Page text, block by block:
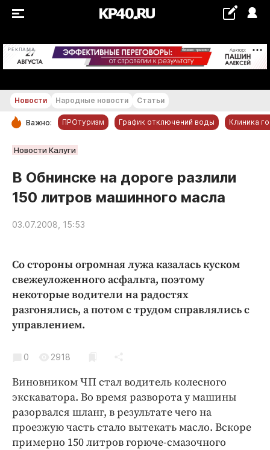
РЕКЛАМА +19...+20 °С
РУБРИКИ
Обнинск
Новости компаний
Статьи
Народные новости
Благоустройство
Криминал
Культура
Недвижимость и ЖКХ
Образование
Праздники
Происшествия
Спорт
Экономика и бизнес
Новости Народные новости Статьи
Важно: ПРОтуризм График отключений воды Клиника
Новости Калуги
В Обнинске на дороге разлили
150 литров машинного масла
03.07.2008, 15:53
Со стороны огромная лужа казалась куском
свежеуложенного асфальта, поэтому
некоторые водители на радостях
разгонялись, а потом с трудом справлялись с
управлением.
0 2918
Виновником ЧП стал водитель колесного
экскаватора. Во время разворота у машины
разорвался шланг, в результате чего на
проезжую часть стало вытекать масло. Вскоре
примерно 150 литров горюче-смазочного